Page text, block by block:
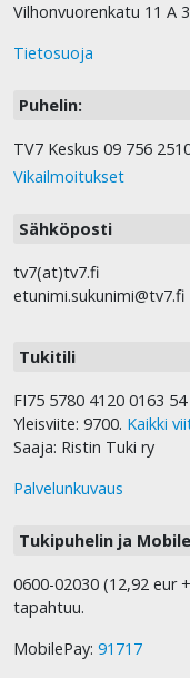
Vilhonvuorenkatu 11 A
Tietosuoja
Puhelin:
TV7 Keskus 09 756
Vikailmoitukset
Sähköposti
tv7(at)tv7.fi
etunimi.sukunimi@tv7.fi
Tukitili
FI75 5780 4120 0163
Yleisviite: 9700. Kaikki
Saaja: Ristin Tuki ry
Palvelunkuvaus
Tukipuhelin ja
0600-02030 (12,92 eur
tapahtuu.
MobilePay: 91717